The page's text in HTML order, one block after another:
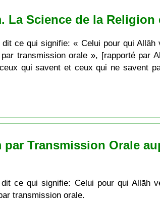
La Science de la Religion
dit ce qui signifie: « Celui pour qui
transmission orale », [rapporté par
qui savent et ceux qui ne savent
par Transmission Orale
transmission orale.